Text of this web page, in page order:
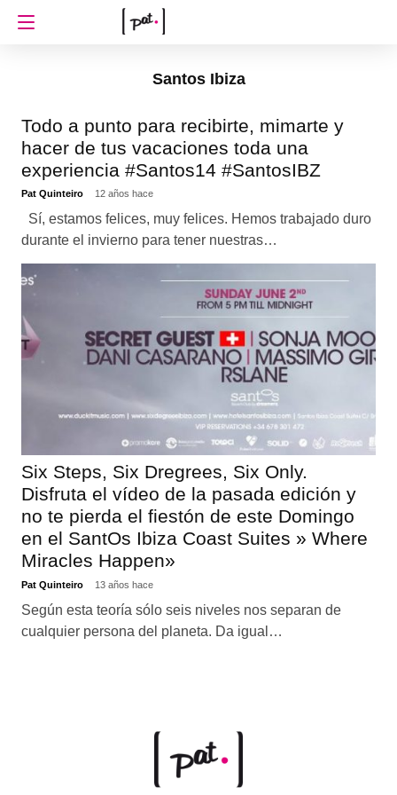
Santos Ibiza
Todo a punto para recibirte, mimarte y
hacer de tus vacaciones toda una
experiencia #Santos14 #SantosIBZ
Pat Quinteiro 12 años hace
Sí, estamos felices, muy felices. Hemos trabajado duro
durante el invierno para tener nuestras…
Six Steps, Six Dregrees, Six Only.
Disfruta el vídeo de la pasada edición y
no te pierda el fiestón de este Domingo
en el SantOs Ibiza Coast Suites » Where
Miracles Happen»
Pat Quinteiro 13 años hace
Según esta teoría sólo seis niveles nos separan de
cualquier persona del planeta. Da igual…